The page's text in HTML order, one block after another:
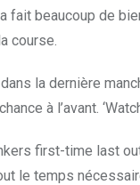
fait beaucoup de
course.
la dernière
à l’avant.
first-time last
le temps